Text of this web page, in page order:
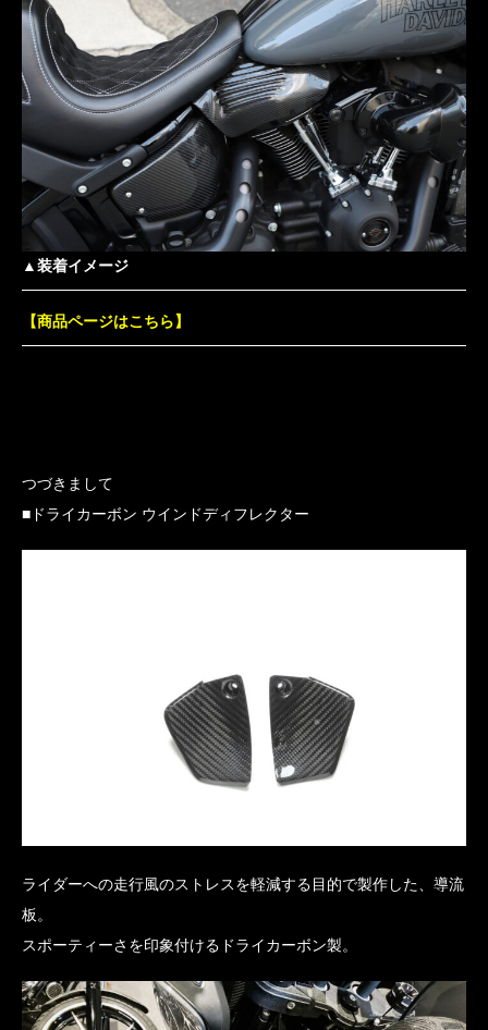
▲装着イメージ
【商品ページはこちら】
つづきまして
■ドライカーボン ウインドディフレクター
ライダーへの走行風のストレスを軽減する目的で製作した、導流
板。
スポーティーさを印象付けるドライカーボン製。